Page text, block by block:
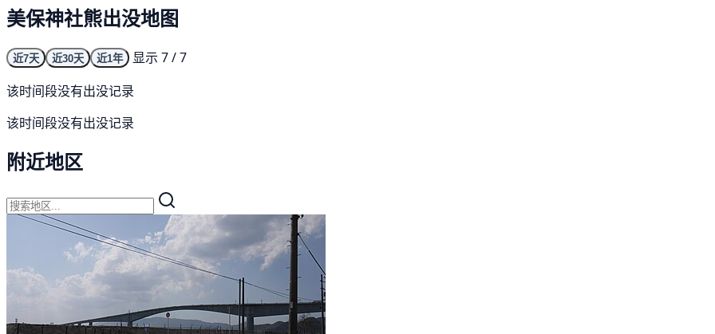
美保神社熊出没地图
近7天 近30天 近1年
显示 7 / 7
该时间段没有出没记录
该时间段没有出没记录
附近地区